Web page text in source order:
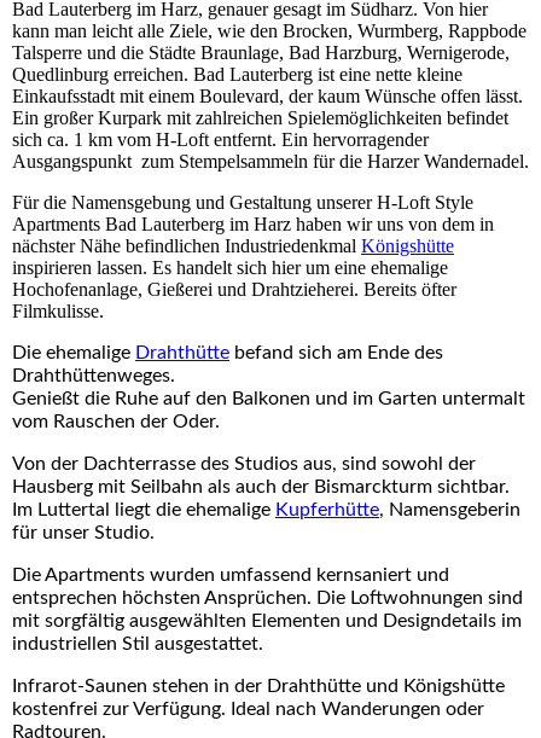
Bad Lauterberg im Harz, genauer gesagt im Südharz. Von hier
kann man leicht alle Ziele, wie den Brocken, Wurmberg, Rappbode
Talsperre und die Städte Braunlage, Bad Harzburg, Wernigerode,
Quedlinburg erreichen. Bad Lauterberg ist eine nette kleine
Einkaufsstadt mit einem Boulevard, der kaum Wünsche offen lässt.
Ein großer Kurpark mit zahlreichen Spielemöglichkeiten befindet
sich ca. 1 km vom H-Loft entfernt. Ein hervorragender
Ausgangspunkt zum Stempelsammeln für die Harzer Wandernadel.
Für die Namensgebung und Gestaltung unserer H-Loft Style
Apartments Bad Lauterberg im Harz haben wir uns von dem in
nächster Nähe befindlichen Industriedenkmal Königshütte
inspirieren lassen. Es handelt sich hier um eine ehemalige
Hochofenanlage, Gießerei und Drahtzieherei. Bereits öfter
Filmkulisse.
Die ehemalige Drahthütte befand sich am Ende des
Drahthüttenweges.
Genießt die Ruhe auf den Balkonen und im Garten untermalt
vom Rauschen der Oder.
Von der Dachterrasse des Studios aus, sind sowohl der
Hausberg mit Seilbahn als auch der Bismarckturm sichtbar.
Im Luttertal liegt die ehemalige Kupferhütte, Namensgeberin
für unser Studio.
Die Apartments wurden umfassend kernsaniert und
entsprechen höchsten Ansprüchen. Die Loftwohnungen sind
mit sorgfältig ausgewählten Elementen und Designdetails im
industriellen Stil ausgestattet.
Infrarot-Saunen stehen in der Drahthütte und Königshütte
kostenfrei zur Verfügung. Ideal nach Wanderungen oder
Radtouren.